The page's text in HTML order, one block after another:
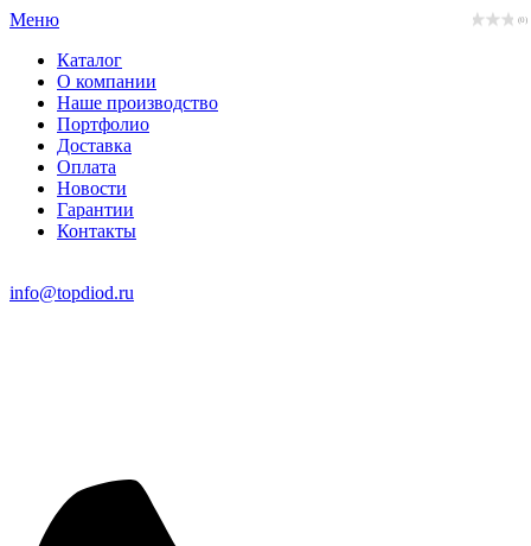
Меню
Каталог
О компании
Наше производство
Портфолио
Доставка
Оплата
Новости
Гарантии
Контакты
info@topdiod.ru
(0)